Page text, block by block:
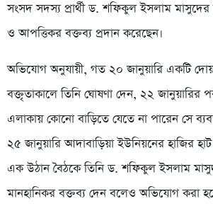
সংসদ সদস্য প্রার্থী ড. শফিকুল ইসলাম
ও আপত্তিকর বক্তব্য প্রদান করেছেন।
অভিযোগ অনুযায়ী, গত ২০ জানুয়ারি একটি
বক্তৃতাকালে তিনি ঘোষণা দেন, ২২ জানুয়ারির পর
এলাকায় কোনো বাড়িতে যেতে না পারেন সে
২৫ জানুয়ারি আদাবাড়িয়া ইউনিয়নের হাজির
এক উঠান বৈঠকে তিনি ড. শফিকুল ইসলাম
মানহানিকর বক্তব্য দেন বলেও অভিযোগ করা